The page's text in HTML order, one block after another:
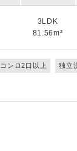
3LDK
81.56m²
コンロ2口以上 独立